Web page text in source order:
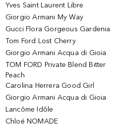
Yves Saint Laurent Libre
Giorgio Armani My Way
Gucci Flora Gorgeous Gardenia
Tom Ford Lost Cherry
Giorgio Armani Acqua di Gioia
TOM FORD Private Blend Bitter
Peach
Carolina Herrera Good Girl
Giorgio Armani Acqua di Gioia
Lancôme Idôle
Chloé NOMADE